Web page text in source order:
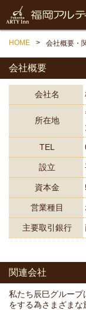
HOME 会社概要・
会社概要
会社名
所在地
TEL
設立
資本金
営業種目
主要取引銀行
関連会社
私たち辰巳グループ
をする為さまざま